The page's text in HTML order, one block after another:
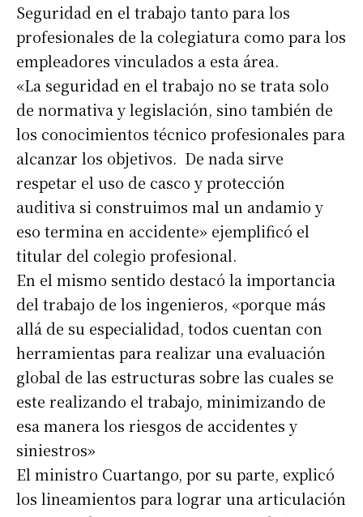
Seguridad en el trabajo tanto para los
profesionales de la colegiatura como para los
empleadores vinculados a esta área.
«La seguridad en el trabajo no se trata solo
de normativa y legislación, sino también de
los conocimientos técnico profesionales para
alcanzar los objetivos. De nada sirve
respetar el uso de casco y protección
auditiva si construimos mal un andamio y
eso termina en accidente» ejemplificó el
titular del colegio profesional.
En el mismo sentido destacó la importancia
del trabajo de los ingenieros, «porque más
allá de su especialidad, todos cuentan con
herramientas para realizar una evaluación
global de las estructuras sobre las cuales se
este realizando el trabajo, minimizando de
esa manera los riesgos de accidentes y
siniestros»
El ministro Cuartango, por su parte, explicó
los lineamientos para lograr una articulación